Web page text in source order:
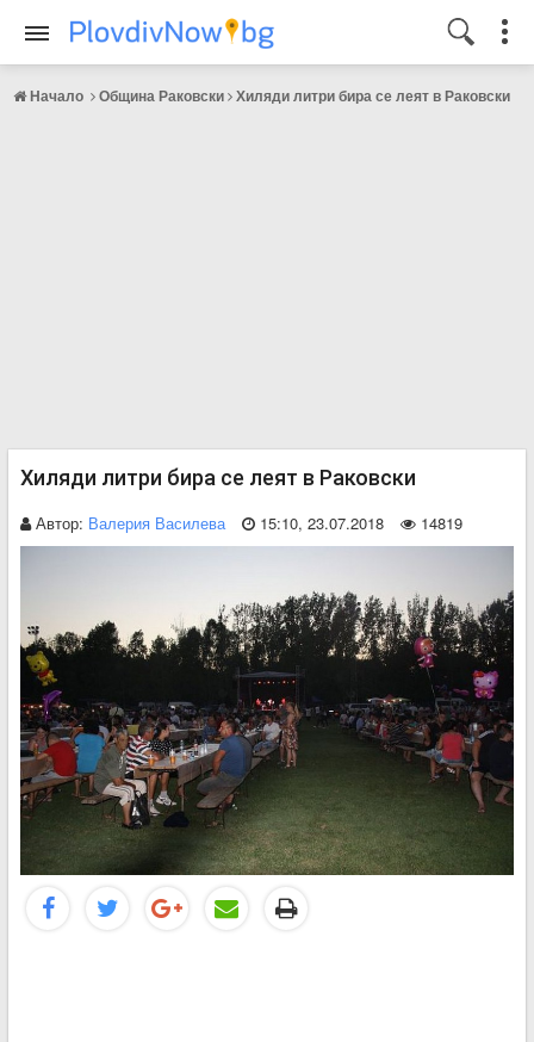
Начало Община Раковски Хиляди литри бира се леят в Раковски
Хиляди литри бира се леят в Раковски
Автор: Валерия Василева 15:10, 23.07.2018 14819